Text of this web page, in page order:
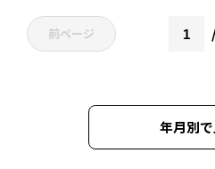
前ページ
年月別